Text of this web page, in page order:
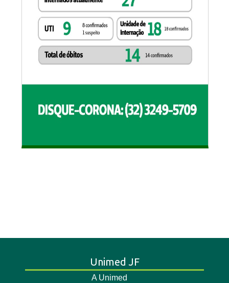
Unimed JF
A Unimed